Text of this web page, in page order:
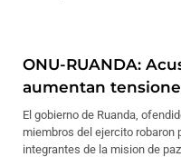
ONU-RUANDA:
aumentan
El gobierno de Ruanda,
miembros del ejercito robaron
integrantes de la mision de